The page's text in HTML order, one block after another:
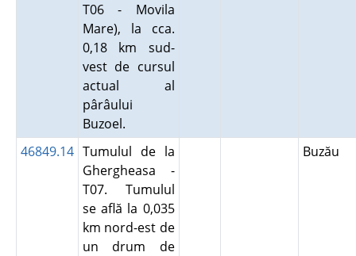
T06 - Movila
Mare), la cca.
0,18 km sud-
vest de cursul
actual al
pârâului
Buzoel.
46849.14 Tumulul de la
Ghergheasa -
T07. Tumulul
se află la 0,035
km nord-est de
un drum de
Buzău